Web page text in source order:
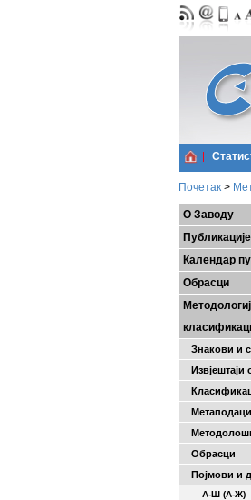
Почетак >
О Заводу
Публикације
Календар
Обрасци
Знакови и
Извјештаји
Метаподаци
Обрасци
Појмови и
А-Ш (A-Ж)